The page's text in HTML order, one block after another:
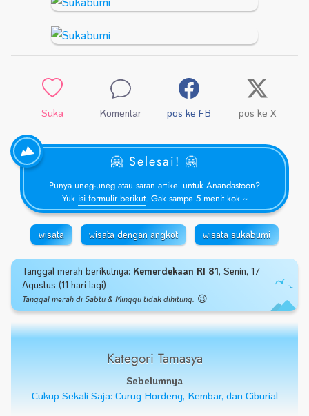
Suka Komentar pos ke FB pos ke X
🤗 Selesai! 🤗
Punya uneg-uneg atau saran artikel untuk Anandastoon?
Yuk isi formulir berikut. Gak sampe 5 menit kok ~
wisata wisata dengan angkot wisata sukabumi
Tanggal merah berikutnya: Kemerdekaan RI 81, Senin, 17
Agustus (11 hari lagi)
Tanggal merah di Sabtu & Minggu tidak dihitung. 😉
Kategori Tamasya
Sebelumnya
Cukup Sekali Saja: Curug Hordeng, Kembar, dan Ciburial